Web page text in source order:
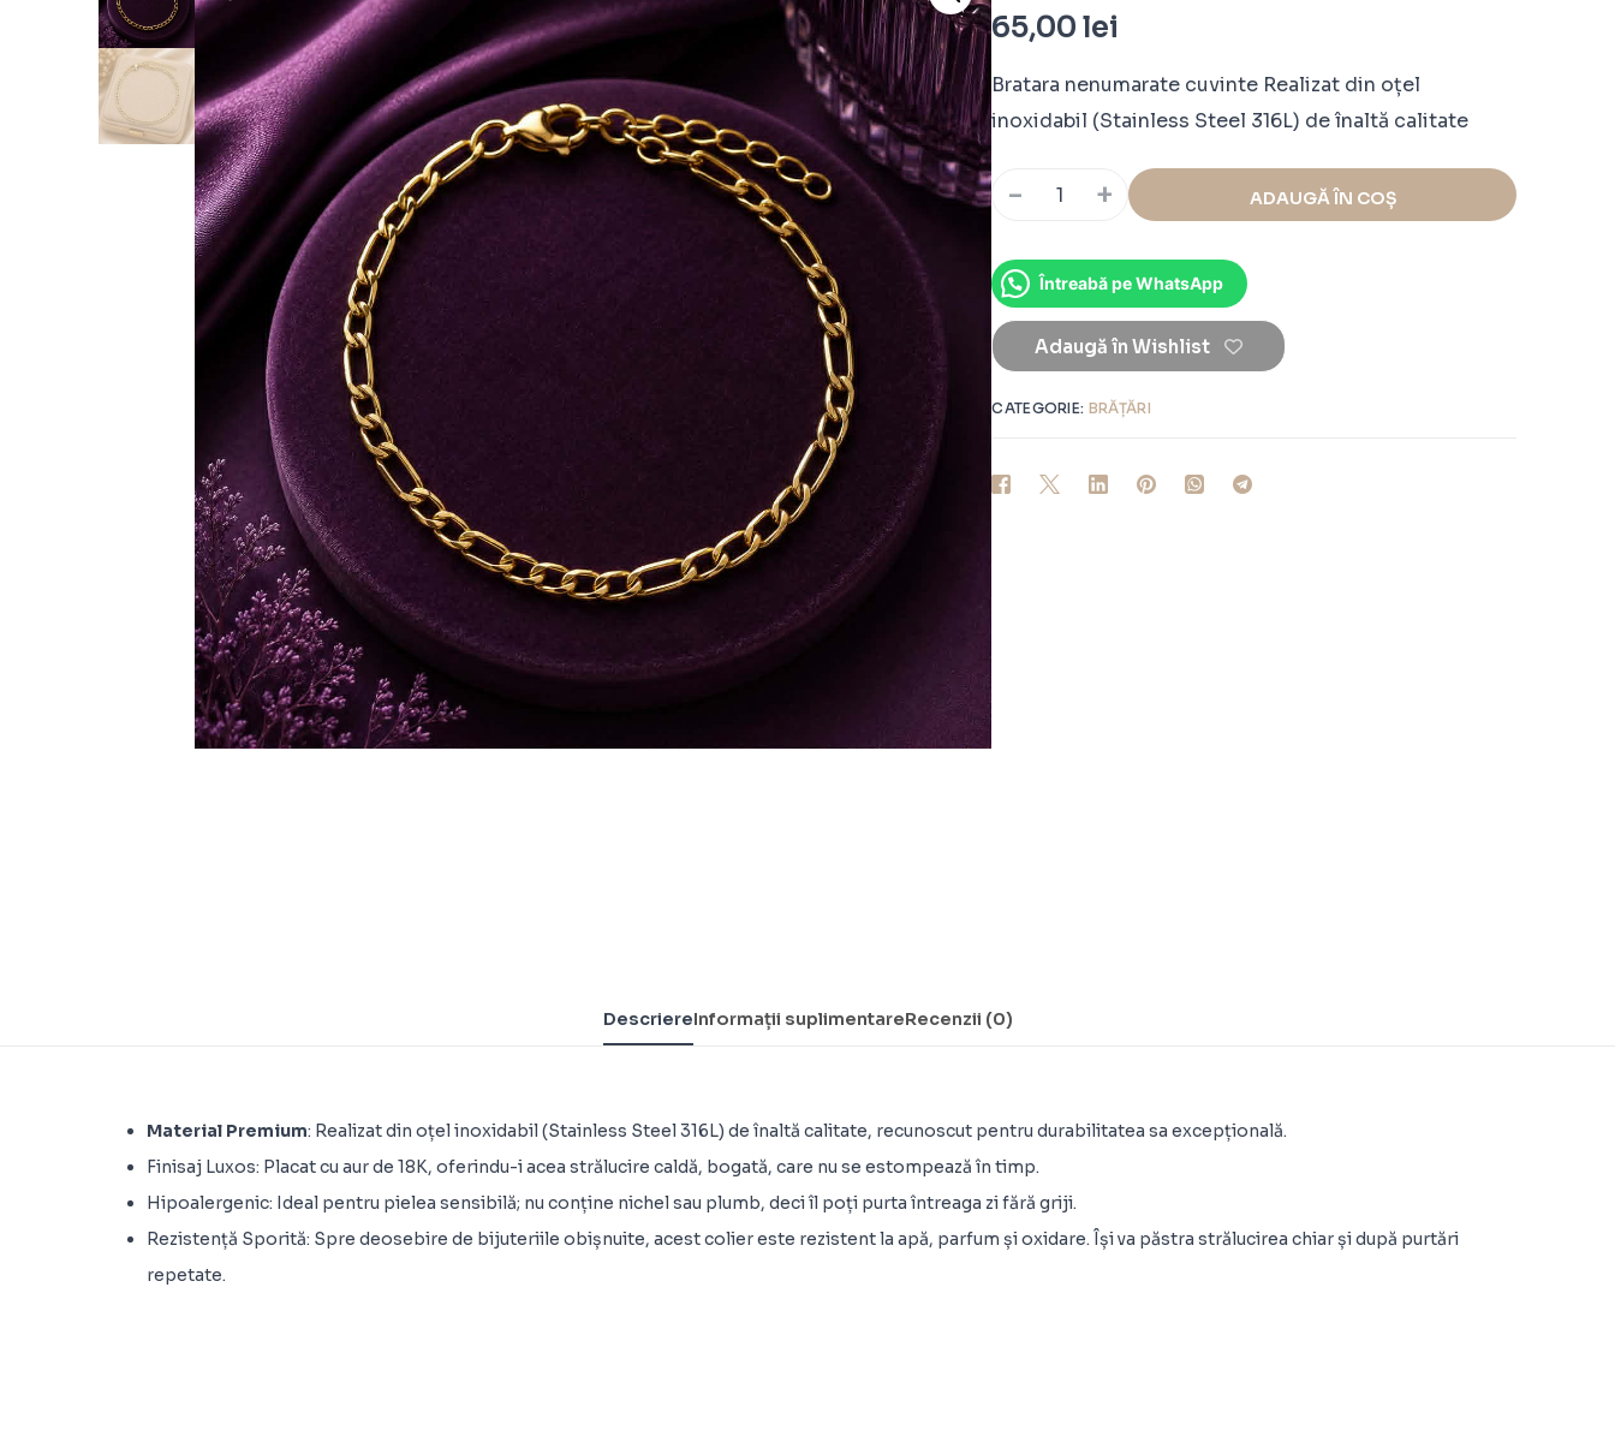
65,00lei
Bratara nenumarate cuvinte Realizat din oțel
inoxidabil (Stainless Steel 316L) de înaltă calitate
+
- ADAUGĂ ÎN COȘ
Întreabă pe WhatsApp
Adaugă în Wishlist
CATEGORIE: BRĂȚĂRI
DescriereInformații suplimentareRecenzii (0)
Material Premium: Realizat din oțel inoxidabil (Stainless Steel 316L) de înaltă calitate, recunoscut pentru durabilitatea sa excepțională.
Finisaj Luxos: Placat cu aur de 18K, oferindu-i acea strălucire caldă, bogată, care nu se estompează în timp.
Hipoalergenic: Ideal pentru pielea sensibilă; nu conține nichel sau plumb, deci îl poți purta întreaga zi fără griji.
Rezistență Sporită: Spre deosebire de bijuteriile obișnuite, acest colier este rezistent la apă, parfum și oxidare. Își va păstra strălucirea chiar și după purtări
repetate.